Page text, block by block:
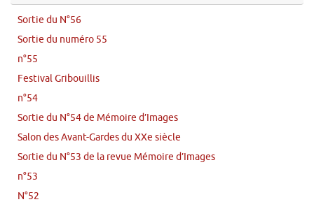
Sortie du N°56
Sortie du numéro 55
n°55
Festival Gribouillis
n°54
Sortie du N°54 de Mémoire d’Images
Salon des Avant-Gardes du XXe siècle
Sortie du N°53 de la revue Mémoire d’Images
n°53
N°52